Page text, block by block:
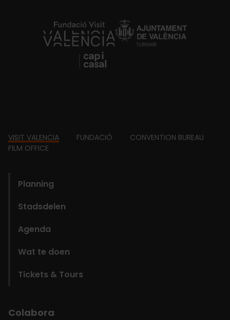
https://fundacion.visitvalencia.com/
Footer
VISIT VALENCIA FUNDACIÓ
CONVENTION BUREAU
FILM OFFICE
Planning
Stadsdelen
Agenda
Wat te doen
Tickets & Tours
Colabora